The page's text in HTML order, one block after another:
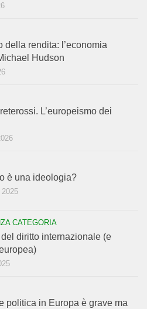
della rendita: l’economia
Hudson
L’europeismo dei
è una ideologia?
CATEGORIA
diritto internazionale (e
politica in Europa è grave ma